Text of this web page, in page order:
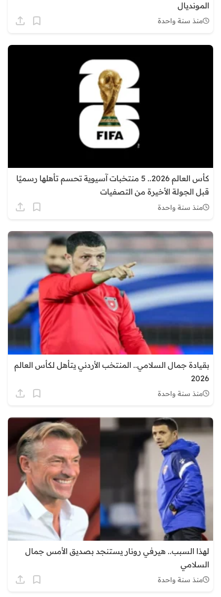
المونديال
منذ سنة واحدة
كأس العالم 2026.. 5 منتخبات آسيوية تحسم تأهلها رسميًا
قبل الجولة الأخيرة من التصفيات
منذ سنة واحدة
بقيادة جمال السلامي.. المنتخب الأردني يتأهل لكأس العالم
2026
منذ سنة واحدة
لهذا السبب.. هيرفي رونار يستنجد بصديق الأمس جمال
السلامي
منذ سنة واحدة